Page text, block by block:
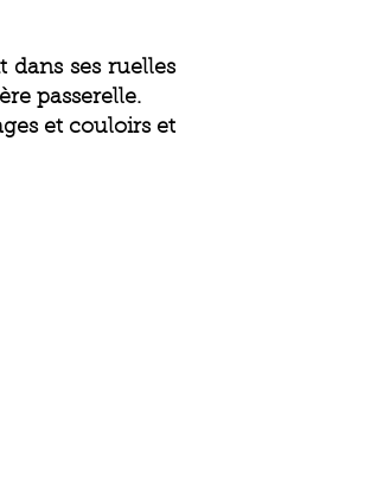
ses ruelles
passerelle.
et couloirs et